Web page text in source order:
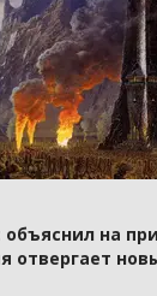
объяснил на
отвергает